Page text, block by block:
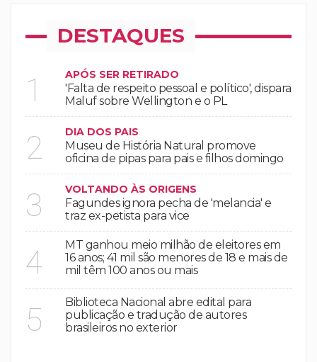
DESTAQUES
1 APÓS SER RETIRADO
'Falta de respeito pessoal e político', dispara
Maluf sobre Wellington e o PL
2 DIA DOS PAIS
Museu de História Natural promove
oficina de pipas para pais e filhos domingo
3 VOLTANDO ÀS ORIGENS
Fagundes ignora pecha de 'melancia' e
traz ex-petista para vice
4
MT ganhou meio milhão de eleitores em
16 anos; 41 mil são menores de 18 e mais de
mil têm 100 anos ou mais
5
Biblioteca Nacional abre edital para
publicação e tradução de autores
brasileiros no exterior